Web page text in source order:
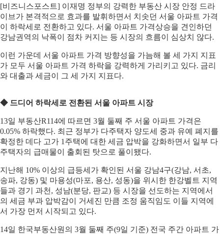
[비즈니스포스트] 이재명 정부의 강력한 부동산 시장 안정 드라
이브가 본격적으로 효과를 발휘하면서 치솟던 서울 아파트 가격
이 하락세로 전환하고 있다. 서울 아파트 가격상승을 견인하던
강남권역의 낙폭이 점차 커지는 등 시장의 흐름이 심상치 않다.
이런 가운데 서울 아파트 가격 방향성을 가늠해 볼 세 가지 지표
가 모두 서울 아파트 가격 하락을 강력하게 가리키고 있다. 금리
와 대출과 세금이 그 세 가지 지표다.
◆ 드디어 하락세로 전환된 서울 아파트 시장
13일 부동산R114에 따르면 3월 둘째 주 서울 아파트 가격은
0.05% 하락했다. 최근 정부가 다주택자 양도세 중과 유예 폐지를
확정한 데다 고가 1주택에 대한 세금 압박을 강화하면서 일부 다
주택자의 급매물이 출회된 탓으로 풀이됐다.
지난해 10% 이상의 급등세가 확인된 서울 강남4구(강남, 서초,
송파, 강동) 및 마용성(마포, 용산, 성동)을 위시한 한강벨트 지역
들과 경기 과천, 성남(분당, 판교) 등 시장을 선도하는 지역에서
의 세금 부과 압박감이 거세진 만큼 조정 움직임도 이들 지역에
서 가장 먼저 시작되고 있다.
14일 한국부동산원의 3월 둘째 주(9일 기준) 전국 주간 아파트 가